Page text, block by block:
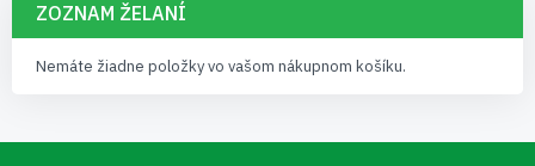
ZOZNAM ŽELANÍ
Nemáte žiadne položky vo vašom nákupnom košíku.